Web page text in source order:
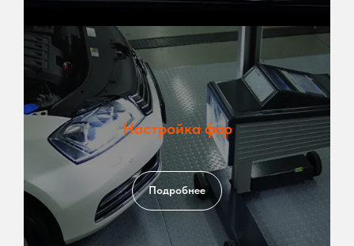
Настройка фар
Подробнее